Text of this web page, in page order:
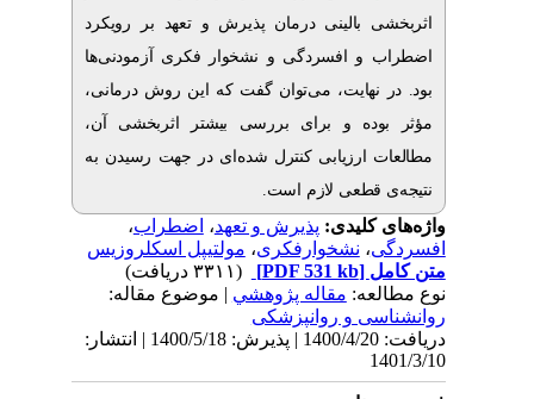
بالینی درمان پذیرش و تعهد بر رویکرد
و افسردگی و نشخوار فکری آزمودنی‌ها
نهایت، می‌توان گفت که این روش درمانی،
و برای بررسی بیشتر اثربخشی آن،
ارزیابی کنترل شده‌ای در جهت رسیدن به
قطعی لازم است.
پذیرش و تعهد،اضطراب،
نشخوارفکری ،مولتیپل اسکلروزیس
(۳۳۱۱ دریافت)
مقاله پژوهشي| موضوع مقاله:
و روانپزشکی
دریافت: 1400/4/20 | پذیرش: 1400/5/18 | انتشار: